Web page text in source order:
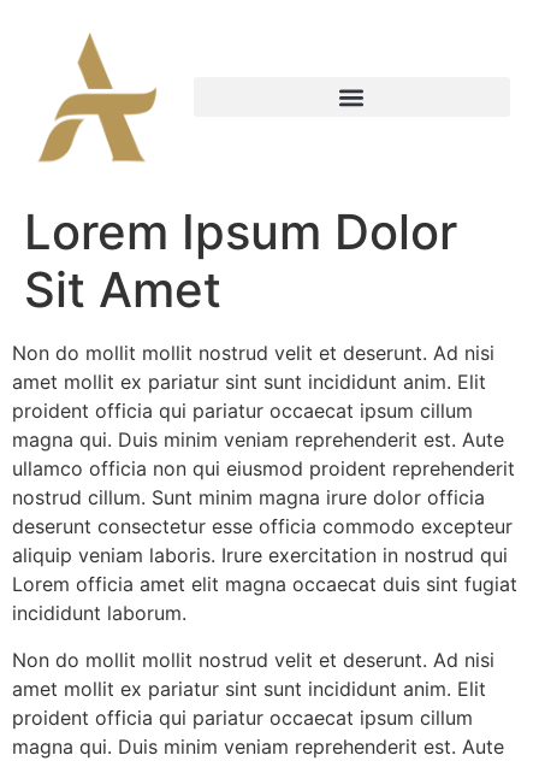
Lorem Ipsum Dolor
Sit Amet
Non do mollit mollit nostrud velit et deserunt. Ad nisi
amet mollit ex pariatur sint sunt incididunt anim. Elit
proident officia qui pariatur occaecat ipsum cillum
magna qui. Duis minim veniam reprehenderit est. Aute
ullamco officia non qui eiusmod proident reprehenderit
nostrud cillum. Sunt minim magna irure dolor officia
deserunt consectetur esse officia commodo excepteur
aliquip veniam laboris. Irure exercitation in nostrud qui
Lorem officia amet elit magna occaecat duis sint fugiat
incididunt laborum.
Non do mollit mollit nostrud velit et deserunt. Ad nisi
amet mollit ex pariatur sint sunt incididunt anim. Elit
proident officia qui pariatur occaecat ipsum cillum
magna qui. Duis minim veniam reprehenderit est. Aute